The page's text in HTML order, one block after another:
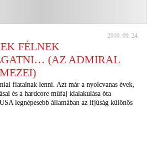
2010. 09. 24.
FÉLNEK
(AZ ADMIRAL
fiatalnak lenni. Azt már a nyolcvanas évek,
és a hardcore műfaj kialakulása óta
legnépesebb államában az ifjúság különös